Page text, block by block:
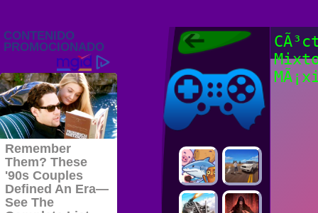
Juegos Friv
2022, Juegos
2022
Juegos Friv